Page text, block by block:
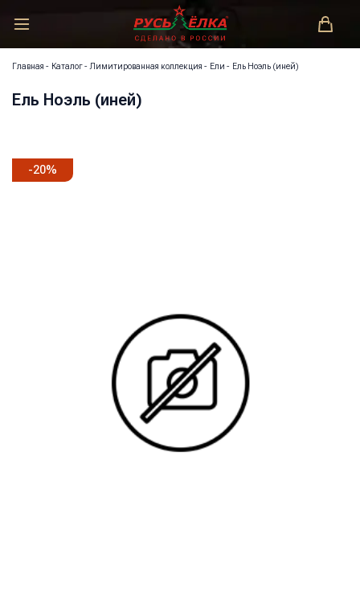
РУСЬ-ЁЛКА – ЗАКОНОДАТЕЛЬ МОДЫ!
Главная - Каталог- Лимитированная коллекция - Ели - Ель Ноэль (иней)
Ель Ноэль (иней)
-20%